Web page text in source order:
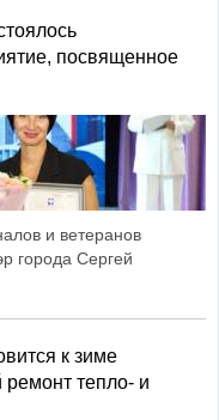
посвященное
и ветеранов
города Сергей
к зиме
тепло- и